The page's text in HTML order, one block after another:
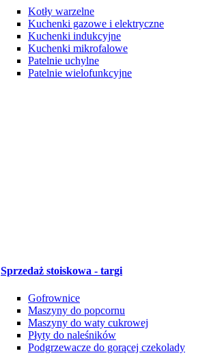
Kotły warzelne
Kuchenki gazowe i elektryczne
Kuchenki indukcyjne
Kuchenki mikrofalowe
Patelnie uchylne
Patelnie wielofunkcyjne
Sprzedaż stoiskowa - targi
Gofrownice
Maszyny do popcornu
Maszyny do waty cukrowej
Płyty do naleśników
Podgrzewacze do gorącej czekolady